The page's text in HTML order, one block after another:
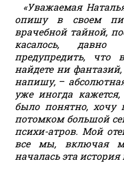
«Уважаемая
опишу в своем
врачебной тайной,
касалось,
предупредить,
найдете ни
напишу, –
уже иногда
было понятно, хочу
потомком большой
психи-атров. Мой
все мы, включая
началась эта